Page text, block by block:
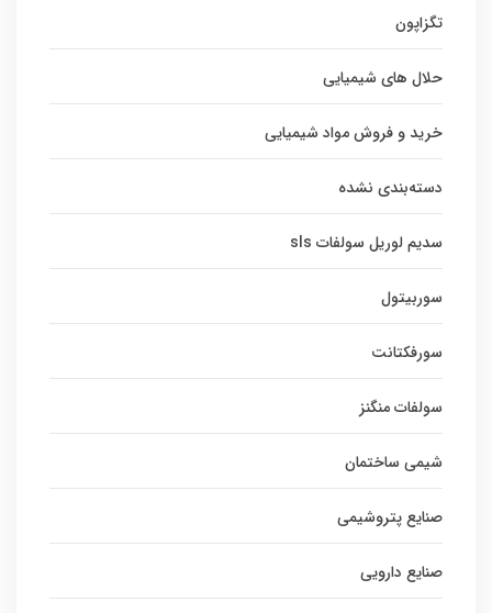
تگزاپون
حلال های شیمیایی
خرید و فروش مواد شیمیایی
دسته‌بندی نشده
سدیم لوریل سولفات sls
سوربیتول
سورفکتانت
سولفات منگنز
شیمی ساختمان
صنایع پتروشیمی
صنایع دارویی